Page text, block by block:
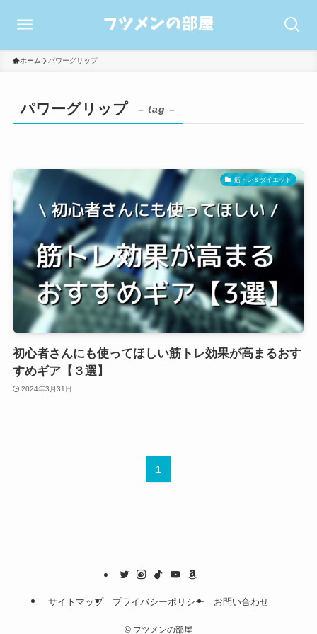
ホーム パワーグリップ
パワーグリップ – tag –
筋トレ＆ダイエット
初心者さんにも使ってほしい筋トレ効果が高まるおす
すめギア【３選】
2024年3月31日
1
サイトマップ プライバシーポリシー お問い合わせ
© フツメンの部屋